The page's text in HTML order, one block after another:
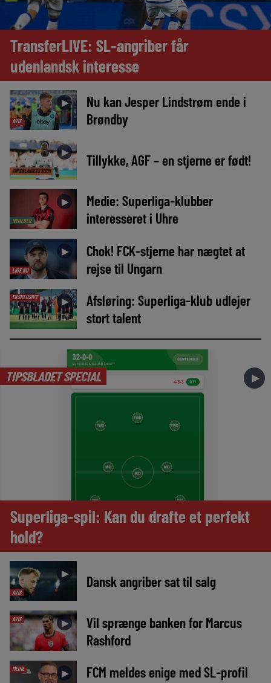
TransferLIVE: SL-angriber får
udenlandsk interesse
AVIS
►
Nu kan Jesper Lindstrøm ende i
Brøndby
TIPSBLADETS DOM
► Tillykke, AGF – en stjerne er født!
NYHEDER
►
Medie: Superliga-klubber
interesseret i Uhre
LIGE NU
►
Chok! FCK-stjerne har nægtet at
rejse til Ungarn
EKSKLUSIVT ►
Afsløring: Superliga-klub udlejer
stort talent
TIPSBLADET SPECIAL ►
Superliga-spil: Kan du drafte et perfekt
hold?
AVIS
► Dansk angriber sat til salg
AVIS ►
Vil sprænge banken for Marcus
Rashford
MEDIE ►
FCM meldes enige med SL-profil